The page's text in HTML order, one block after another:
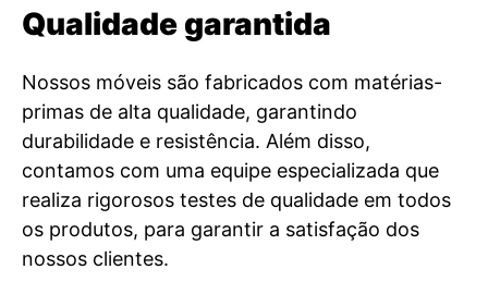
Qualidade garantida
Nossos móveis são fabricados com matérias-
primas de alta qualidade, garantindo
durabilidade e resistência. Além disso,
contamos com uma equipe especializada que
realiza rigorosos testes de qualidade em todos
os produtos, para garantir a satisfação dos
nossos clientes.